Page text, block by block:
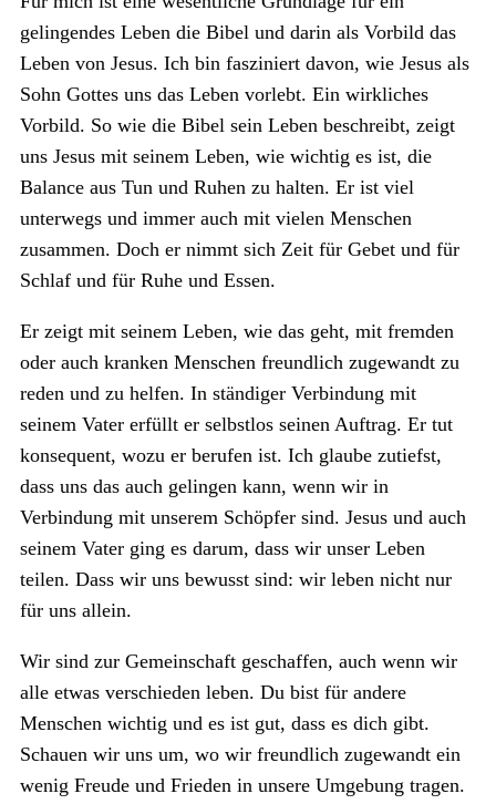
gelingendes Leben die Bibel und darin als Vorbild das
Leben von Jesus. Ich bin fasziniert davon, wie Jesus als
Sohn Gottes uns das Leben vorlebt. Ein wirkliches
Vorbild. So wie die Bibel sein Leben beschreibt, zeigt
uns Jesus mit seinem Leben, wie wichtig es ist, die
Balance aus Tun und Ruhen zu halten. Er ist viel
unterwegs und immer auch mit vielen Menschen
zusammen. Doch er nimmt sich Zeit für Gebet und für
Schlaf und für Ruhe und Essen.
Er zeigt mit seinem Leben, wie das geht, mit fremden
oder auch kranken Menschen freundlich zugewandt zu
reden und zu helfen. In ständiger Verbindung mit
seinem Vater erfüllt er selbstlos seinen Auftrag. Er tut
konsequent, wozu er berufen ist. Ich glaube zutiefst,
dass uns das auch gelingen kann, wenn wir in
Verbindung mit unserem Schöpfer sind. Jesus und auch
seinem Vater ging es darum, dass wir unser Leben
teilen. Dass wir uns bewusst sind: wir leben nicht nur
für uns allein.
Wir sind zur Gemeinschaft geschaffen, auch wenn wir
alle etwas verschieden leben. Du bist für andere
Menschen wichtig und es ist gut, dass es dich gibt.
Schauen wir uns um, wo wir freundlich zugewandt ein
wenig Freude und Frieden in unsere Umgebung tragen.